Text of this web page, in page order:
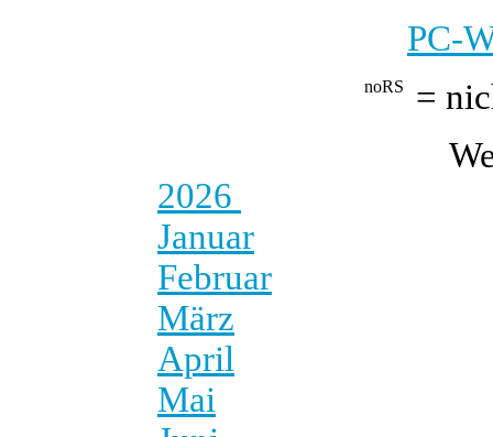
PC-
=
2026
Januar
Februar
März
April
Mai